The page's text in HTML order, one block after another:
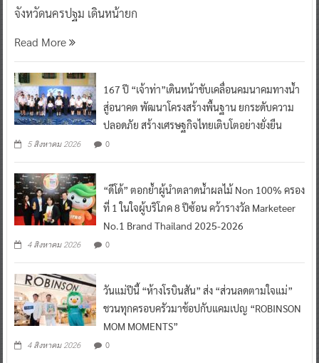
จังหวัดนครปฐม เดินหน้ายก
Read More
167 ปี “เจ้าท่า”เดินหน้าขับเคลื่อนคมนาคมทางน้ำ
สู่อนาคต พัฒนาโครงสร้างพื้นฐาน ยกระดับความ
ปลอดภัย สร้างเศรษฐกิจไทยเติบโตอย่างยั่งยืน
5 สิงหาคม 2026 0
“ดีโด้” ตอกย้ำผู้นำตลาดน้ำผลไม้ Non 100% ครอง
ที่ 1 ในใจผู้บริโภค 8 ปีซ้อน คว้ารางวัล Marketeer
No.1 Brand Thailand 2025-2026
4 สิงหาคม 2026 0
วันแม่ปีนี้ “ห้างโรบินสัน” ส่ง “ส่วนลดตามใจแม่”
ชวนทุกครอบครัวมาช้อปกับแคมเปญ “ROBINSON
MOM MOMENTS”
4 สิงหาคม 2026 0